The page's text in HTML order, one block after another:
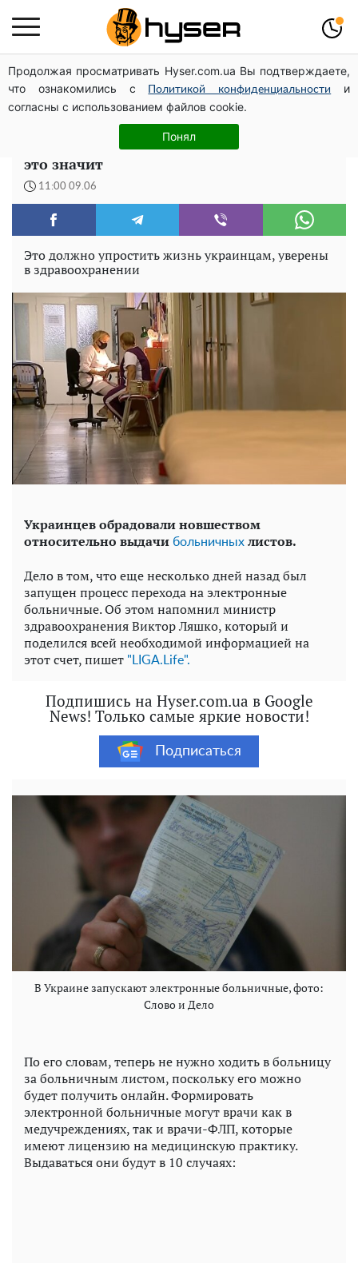
Продолжая просматривать Hyser.com.ua Вы подтверждаете,
что ознакомились с
Политикой конфиденциальности
и
согласны с использованием файлов cookie.
Понял
Елена Тополя слив видео – это далеко не все:
фронтмен "Антитела" Тарас Тополя стал следующим
Забудьте о поликлиниках. В Украине
запускают электронные больничные. Что
это значит
11:00 09.06
Это должно упростить жизнь украинцам, уверены
в здравоохранении
Украинцев обрадовали новшеством
относительно выдачи больничных листов.
Дело в том, что еще несколько дней назад был
запущен процесс перехода на электронные
больничные. Об этом напомнил министр
здравоохранения Виктор Ляшко, который и
поделился всей необходимой информацией на
этот счет, пишет "LIGA.Life".
Подпишись на Hyser.com.ua в Google
News! Только самые яркие новости!
Подписаться
В Украине запускают электронные больничные, фото:
Слово и Дело
По его словам, теперь не нужно ходить в больницу
за больничным листом, поскольку его можно
будет получить онлайн. Формировать
электронной больничные могут врачи как в
медучреждениях, так и врачи-ФЛП, которые
имеют лицензию на медицинскую практику.
Выдаваться они будут в 10 случаях: